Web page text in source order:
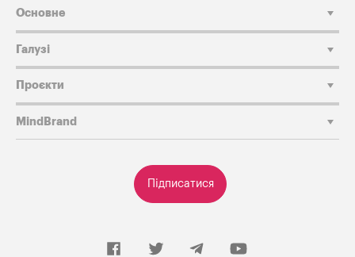
Підписатися
Основне
Галузі
Проєкти
MindBrand